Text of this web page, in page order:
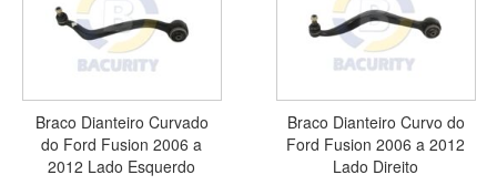
Braco Dianteiro Curvado
do Ford Fusion 2006 a
2012 Lado Esquerdo
Braco Dianteiro Curvo do
Ford Fusion 2006 a 2012
Lado Direito